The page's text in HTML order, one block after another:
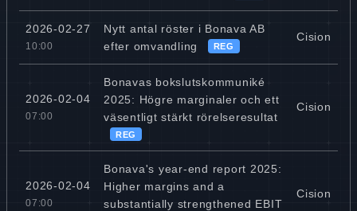
2026-02-27
10:00
Nytt antal röster i Bonava AB
efter omvandling
REG
Cision
2026-02-04
07:00
Bonavas bokslutskommuniké
2025: Högre marginaler och ett
väsentligt stärkt rörelseresultat
REG
Cision
2026-02-04
07:00
Bonava's year-end report 2025:
Higher margins and a
substantially strengthened EBIT
Cision